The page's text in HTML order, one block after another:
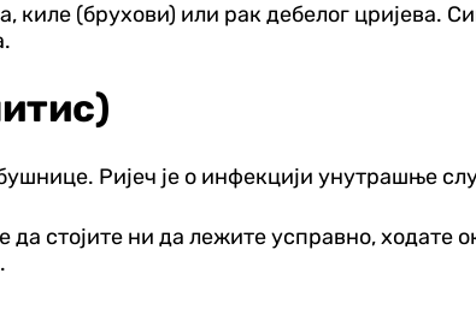
(брухови) или рак дебелог цријева.
Ријеч је о инфекцији унутрашње
стојите ни да лежите усправно, ходате